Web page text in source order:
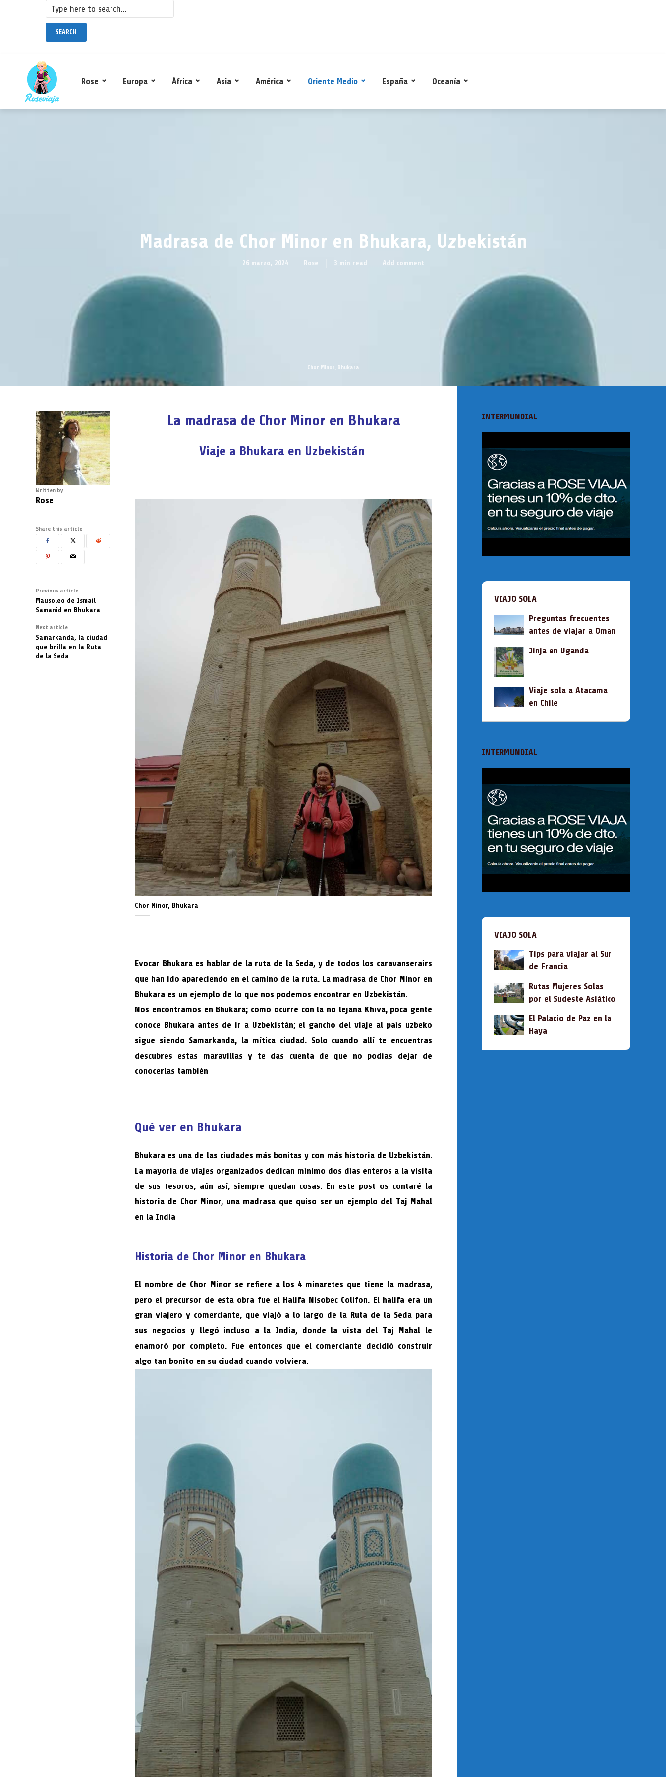
SEARCH
Rose Europa África Asia América Oriente Medio España Oceanía
Chor Minor, Bhukara
Madrasa de Chor Minor en Bhukara, Uzbekistán
26 marzo, 2024 Rose 3 min read Add comment
Written by
Rose
Share this article
Previous article
Mausoleo de Ismail
Samanid en Bhukara
Next article
Samarkanda, la ciudad
que brilla en la Ruta
de la Seda
La madrasa de Chor Minor en Bhukara
Viaje a Bhukara en Uzbekistán
Chor Minor, Bhukara
Evocar Bhukara es hablar de la ruta de la Seda, y de todos los caravanserairs
que han ido apareciendo en el camino de la ruta. La madrasa de Chor Minor en
Bhukara es un ejemplo de lo que nos podemos encontrar en Uzbekistán.
Nos encontramos en Bhukara; como ocurre con la no lejana Khiva, poca gente
conoce Bhukara antes de ir a Uzbekistán; el gancho del viaje al país uzbeko
sigue siendo Samarkanda, la mítica ciudad. Solo cuando allí te encuentras
descubres estas maravillas y te das cuenta de que no podías dejar de
conocerlas también
Qué ver en Bhukara
Bhukara es una de las ciudades más bonitas y con más historia de Uzbekistán.
La mayoría de viajes organizados dedican mínimo dos días enteros a la visita
de sus tesoros; aún así, siempre quedan cosas. En este post os contaré la
historia de Chor Minor, una madrasa que quiso ser un ejemplo del Taj Mahal
en la India
Historia de Chor Minor en Bhukara
El nombre de Chor Minor se refiere a los 4 minaretes que tiene la madrasa,
pero el precursor de esta obra fue el Halifa Nisobec Colifon. El halifa era un
gran viajero y comerciante, que viajó a lo largo de la Ruta de la Seda para
sus negocios y llegó incluso a la India, donde la vista del Taj Mahal le
enamoró por completo. Fue entonces que el comerciante decidió construir
algo tan bonito en su ciudad cuando volviera.
INTERMUNDIAL
VIAJO SOLA
Preguntas frecuentes
antes de viajar a Oman
Jinja en Uganda
Viaje sola a Atacama
en Chile
INTERMUNDIAL
VIAJO SOLA
Tips para viajar al Sur
de Francia
Rutas Mujeres Solas
por el Sudeste Asiático
El Palacio de Paz en la
Haya